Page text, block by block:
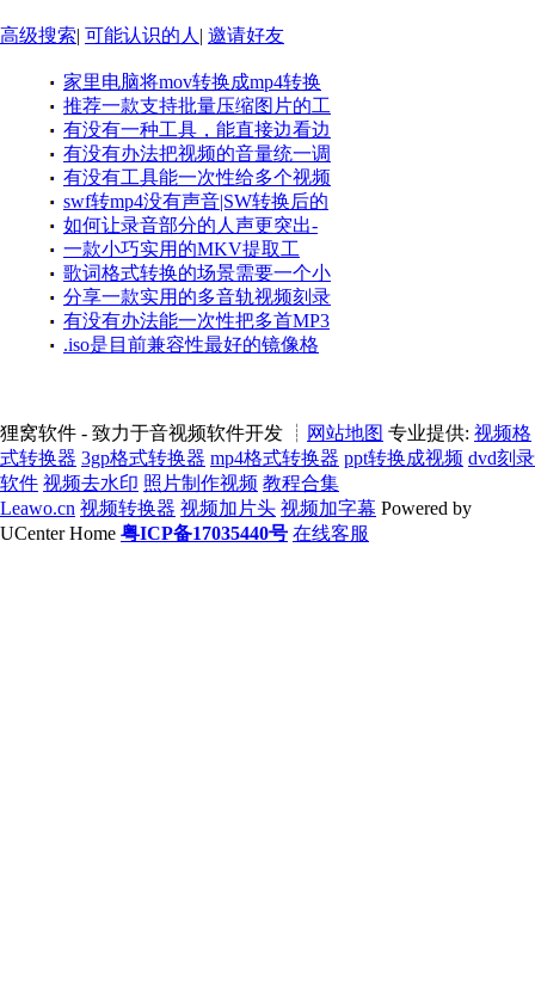
高级搜索| 可能认识的人| 邀请好友
家里电脑将mov转换成mp4转换
视频显示失败 解决了:解决了 文件
名问题 去掉下划线就可
推荐一款支持批量压缩图片的工
具，它不仅能处理GIF动图还可以
一次性压缩多个文件
有没有一种工具，能直接边看边
录，还能把片段保存成 GIF 呢？
它支持直接导出为 GIF 格式，
有没有办法把视频的音量统一调
整到一个舒适的范围呢？答案是肯
定的
有没有工具能一次性给多个视频
添加相同的水印呢？如何批量给多
个视频添加相同的水印
swf转mp4没有声音|SW转换后的
MP4只有画面，没有声音，甚至有
时连文件都打不开
如何让录音部分的人声更突出-
让录音音量略高于背景音乐，保证
人声清晰可辨
一款小巧实用的MKV提取工
具，可以轻松分离MKV文件里视
频、音频和字幕
歌词格式转换的场景需要一个小
工具，帮我们把 KRC 转成 LRC，
非常简单实用
分享一款实用的多音轨视频刻录
工具，你可以比较轻松地实现多音
轨视频编辑和刻录
有没有办法能一次性把多首MP3
的音量统一调整到相同大小呢？
.iso是目前兼容性最好的镜像格
狸窝软件 - 致力于音视频软件开发 ┊ 网站地图 专业提供: 视频格
式转换器 3gp格式转换器 mp4格式转换器 ppt转换成视频 dvd刻录
软件 视频去水印 照片制作视频 教程合集
Leawo.cn 视频转换器 视频加片头 视频加字幕 Powered by
UCenter Home 粤ICP备17035440号 在线客服